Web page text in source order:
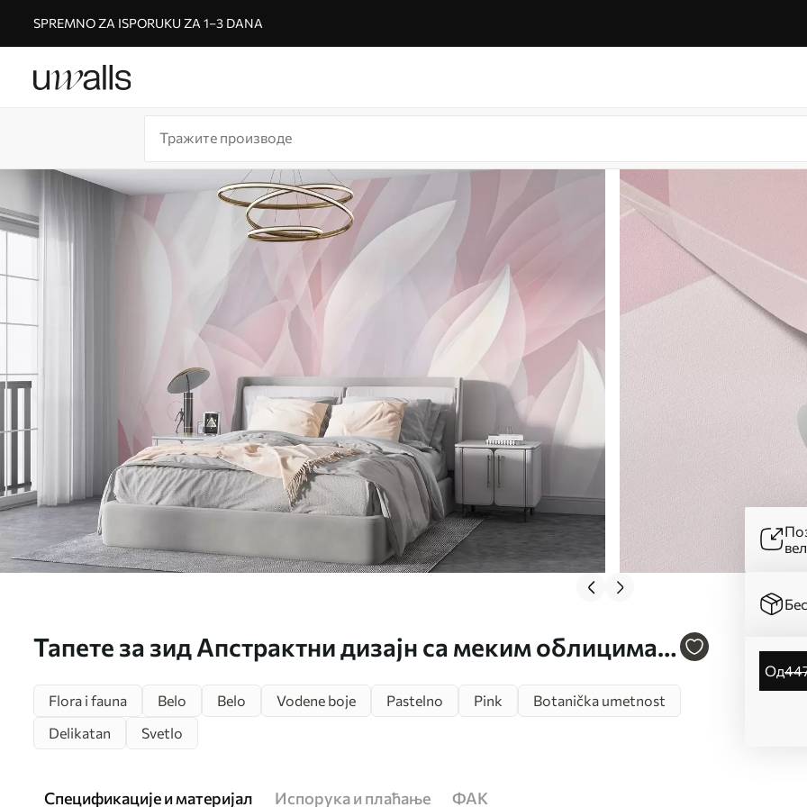
SPREMNO ZA ISPORUKU ZA 1–3 DANA
Тапете за зид Апстрактни дизајн са меким облицима
стварајући слојевит ефекат бр. w08774
од
Flora i fauna
Belo Belo Vodene boje Pastelno Pink
Botanička umetnost
Delikatan
Svetlo
Спецификације и материјал Испорука и плаћање ФАК